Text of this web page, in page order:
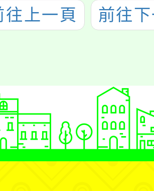
往上一頁 前往